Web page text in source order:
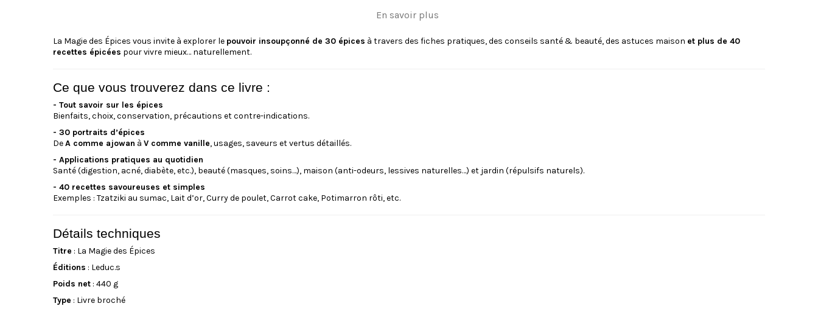
En savoir plus
La Magie des Épices vous invite à explorer le pouvoir insoupçonné de 30 épices à travers des fiches pratiques, des conseils santé & beauté, des astuces maison et plus de 40
recettes épicées pour vivre mieux… naturellement.
Ce que vous trouverez dans ce livre :
- Tout savoir sur les épices
Bienfaits, choix, conservation, précautions et contre-indications.
- 30 portraits d’épices
DeA comme ajowan à V comme vanille, usages, saveurs et vertus détaillés.
- Applications pratiques au quotidien
Santé (digestion, acné, diabète, etc.), beauté (masques, soins…), maison (anti-odeurs, lessives naturelles…) et jardin (répulsifs naturels).
- 40 recettes savoureuses et simples
Exemples : Tzatziki au sumac, Lait d’or, Curry de poulet, Carrot cake, Potimarron rôti, etc.
Détails techniques
Titre : La Magie des Épices
Éditions : Leduc.s
Poids net : 440 g
Type : Livre broché